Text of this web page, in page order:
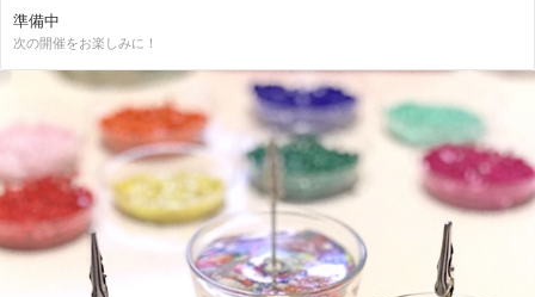
準備中
次の開催をお楽しみに！